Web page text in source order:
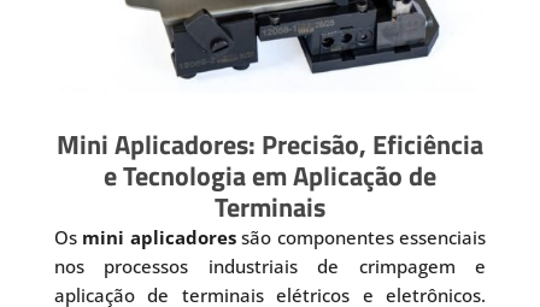
Mini Aplicadores: Precisão, Eficiência
e Tecnologia em Aplicação de
Terminais
Os mini aplicadoressão componentes essenciais
nos processos industriais de crimpagem e
aplicação de terminais elétricos e eletrônicos.